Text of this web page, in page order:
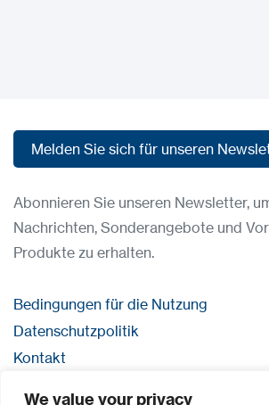
We value your privacy
Melden Sie sich für unseren
Abonnieren Sie unseren Newsletter,
Nachrichten, Sonderangebote und
Produkte zu erhalten.
Bedingungen für die Nutzung
Datenschutzpolitik
Kontakt